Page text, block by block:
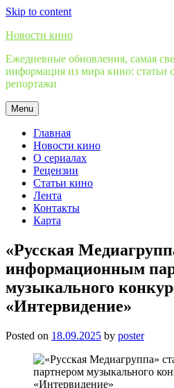
Skip to content
Новости кино
Ежедневные обновления, самая
информация из мира кино: статьи
репортажи
Menu
Главная
Новости кино
О сериалах
Рецензии
Статьи кино
Лента
Контакты
Карта
«Русская
информационным
музыкального
«Интервидение»
Posted on 18.09.2025 by poster